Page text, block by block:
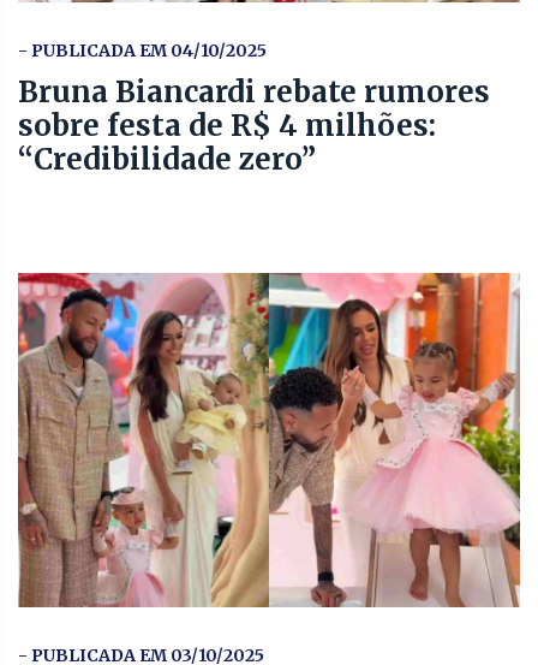
- PUBLICADA EM 04/10/2025
Bruna Biancardi rebate rumores
sobre festa de R$ 4 milhões:
“Credibilidade zero”
- PUBLICADA EM 03/10/2025